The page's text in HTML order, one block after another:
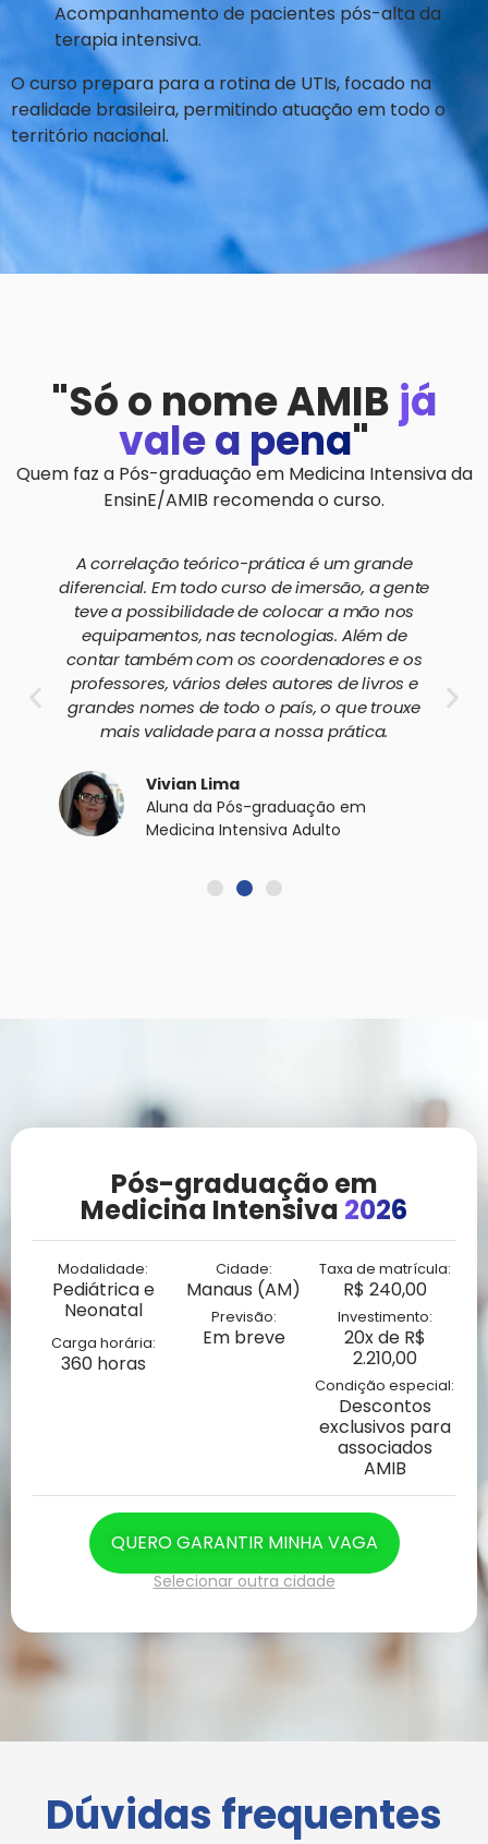
Acompanhamento de pacientes pós-alta da
terapia intensiva.
O curso prepara para a rotina de UTIs, focado na
realidade brasileira, permitindo atuação em todo o
território nacional.
"Só o nome AMIB já
vale a pena"
Quem faz a Pós-graduação em Medicina Intensiva da
EnsinE/AMIB recomenda o curso.
A correlação teórico-prática é um grande
diferencial. Em todo curso de imersão, a gente
teve a possibilidade de colocar a mão nos
equipamentos, nas tecnologias. Além de
contar também com os coordenadores e os
professores, vários deles autores de livros e
grandes nomes de todo o país, o que trouxe
mais validade para a nossa prática.
Vivian Lima
Aluna da Pós-graduação em
Medicina Intensiva Adulto
Pós-graduação em
Medicina Intensiva 2026
Modalidade:
Pediátrica e
Neonatal
Carga horária:
360 horas
Cidade:
Manaus (AM)
Previsão:
Em breve
Taxa de matrícula:
R$ 240,00
Investimento:
20x de R$
2.210,00
Condição especial:
Descontos
exclusivos para
associados
AMIB
QUERO GARANTIR MINHA VAGA
Selecionar outra cidade
Dúvidas frequentes